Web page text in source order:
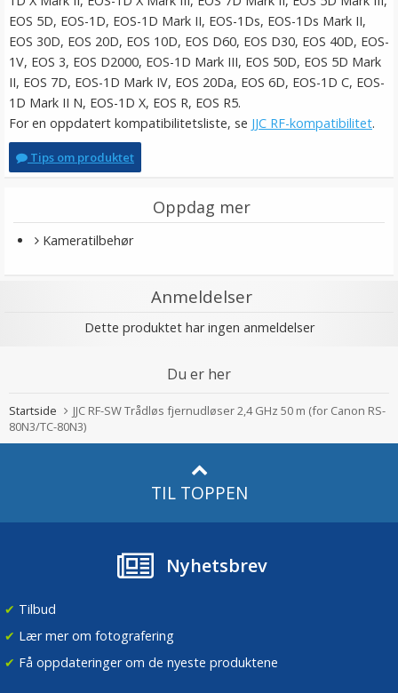
EOS 5D, EOS-1D, EOS-1D Mark II, EOS-1Ds, EOS-1Ds Mark II,
EOS 30D, EOS 20D, EOS 10D, EOS D60, EOS D30, EOS 40D, EOS-
1V, EOS 3, EOS D2000, EOS-1D Mark III, EOS 50D, EOS 5D Mark
II, EOS 7D, EOS-1D Mark IV, EOS 20Da, EOS 6D, EOS-1D C, EOS-
1D Mark II N, EOS-1D X, EOS R, EOS R5.
For en oppdatert kompatibilitetsliste, se JJC RF-kompatibilitet.
Tips om produktet
Oppdag mer
Kameratilbehør
Anmeldelser
Dette produktet har ingen anmeldelser
Du er her
Startside
JJC RF-SW Trådløs fjernudløser 2,4 GHz 50 m (for Canon RS-
80N3/TC-80N3)
TIL TOPPEN
Nyhetsbrev
✔ Tilbud
✔ Lær mer om fotografering
✔ Få oppdateringer om de nyeste produktene